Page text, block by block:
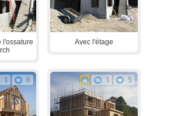
l'ossature
Avec l'étage
1 6 1 5